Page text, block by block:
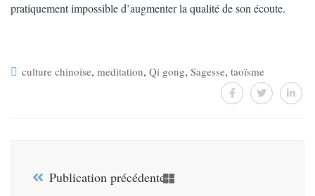
pratiquement impossible d’augmenter la qualité de son écoute.
culture chinoise, meditation, Qi gong, Sagesse, taoïsme
Publication précédente